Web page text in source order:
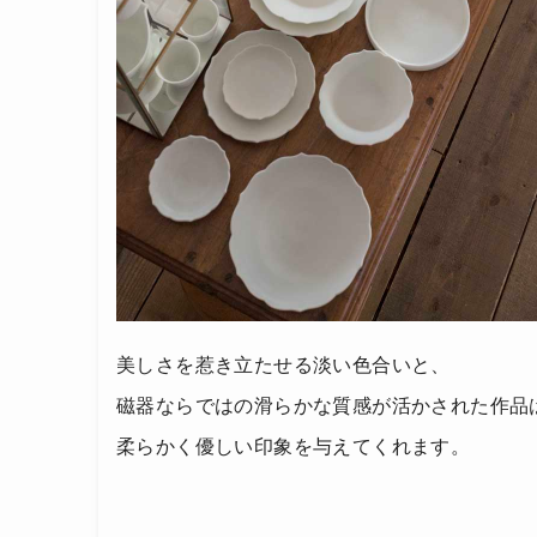
美しさを惹き立たせる淡い色合いと、
磁器ならではの滑らかな質感が活かされた作品
柔らかく優しい印象を与えてくれます。